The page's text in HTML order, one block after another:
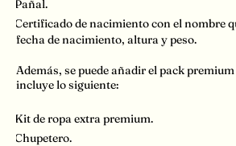
Pañal.
Certificado de nacimiento con el nombre
fecha de nacimiento, altura y peso.
Además, se puede añadir el pack
incluye lo siguiente:
Kit de ropa extra premium.
Chupetero.